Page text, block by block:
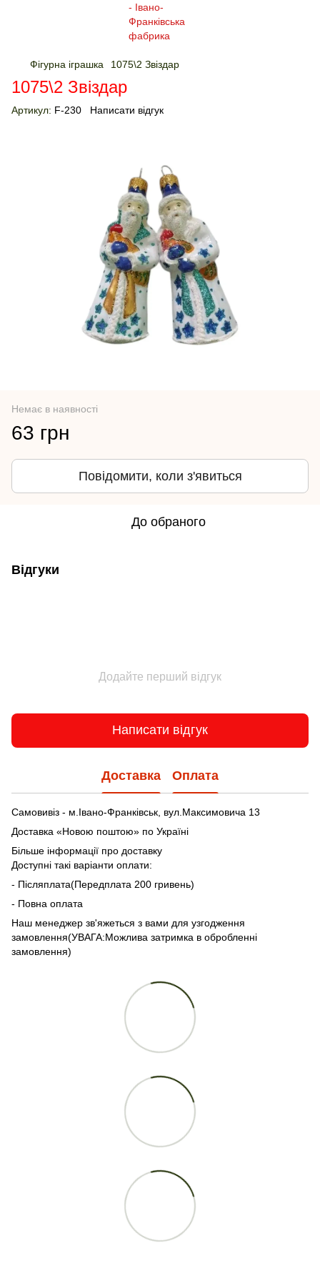
Фігурна іграшка 1075\2 Звіздар
1075\2 Звіздар
Артикул: F-230 Написати відгук
Немає в наявності
63 грн
Повідомити, коли з'явиться
До обраного
Відгуки
Додайте перший відгук
Написати відгук
Доставка Оплата
Самовивіз - м.Івано-Франківськ, вул.Максимовича 13
Доставка «Новою поштою» по Україні
Більше інформації про доставку
Доступні такі варіанти оплати:
- Післяплата(Передплата 200 гривень)
- Повна оплата
Наш менеджер зв'яжеться з вами для узгодження
замовлення(УВАГА:Можлива затримка в обробленні
замовлення)